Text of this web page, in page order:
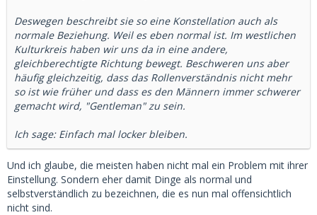
Deswegen beschreibt sie so eine Konstellation auch als
normale Beziehung. Weil es eben normal ist. Im westlichen
Kulturkreis haben wir uns da in eine andere,
gleichberechtigte Richtung bewegt. Beschweren uns aber
häufig gleichzeitig, dass das Rollenverständnis nicht mehr
so ist wie früher und dass es den Männern immer schwerer
gemacht wird, "Gentleman" zu sein.
Ich sage: Einfach mal locker bleiben.
Und ich glaube, die meisten haben nicht mal ein Problem mit ihrer
Einstellung. Sondern eher damit Dinge als normal und
selbstverständlich zu bezeichnen, die es nun mal offensichtlich
nicht sind.